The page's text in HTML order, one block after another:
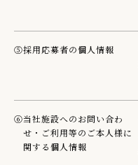
⑤採用応募者の個人情報
⑥当社施設へのお問い合わ
せ・ご利用等のご本人様に
関する個人情報